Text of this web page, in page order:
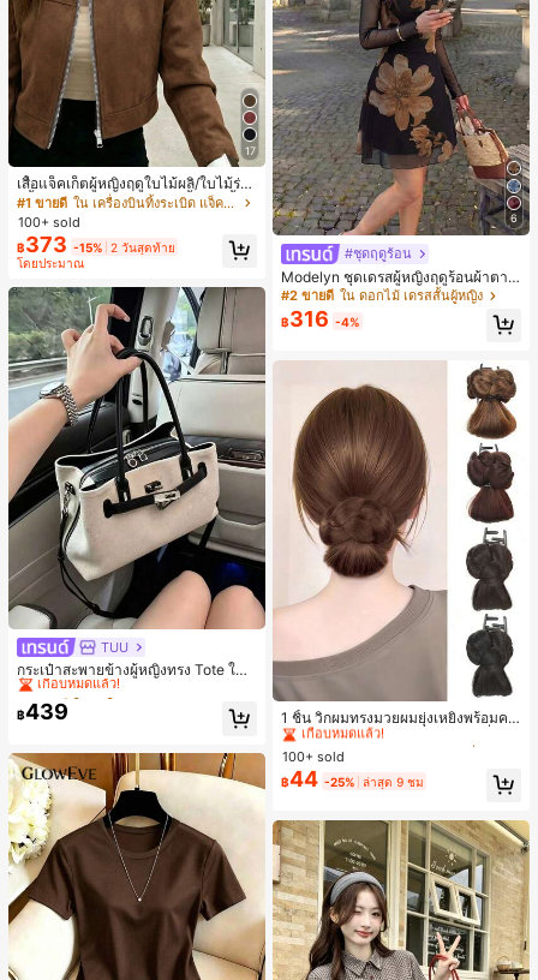
17
เสื้อแจ็คเก็ตผู้หญิงฤดูใบไม้ผลิ/ใบไม้ร่วง
สีพื้น หนังเทียม สไตล์ปกคอเสื้อ ซิปขึ้น
แขนยาว สไตล์ลำลอง วิทยาลัย สนามบิ
น เสื้อนอก สีน้ำตาล สไตล์สบายๆ ฤดูใบ
ไม้ร่วง
#1 ขายดี
ใน เครื่องบินทิ้งระเบิด แจ็คเก็ตผู้หญิง
100+ sold
฿373 -15% 2 วันสุดท้าย
โดยประมาณ
TUU
กระเป๋าสะพายข้างผู้หญิงทรง Tote ใบเ
ล็ก สไตล์วินเทจ ผิวด้าน คอลเลกชันให
ม่ฤดูร้อน 2026 สำหรับเดินทางไปทำงา
น แมตช์ง่าย
#1 ขายดี
เกือบหมดแล้ว!
#1 ขายดี
เกือบหมดแล้ว!
#1 ขายดี
เกือบหมดแล้ว!
เกือบหมดแล้ว!
฿439
6
#ชุดฤดูร้อน
Modelyn ชุดเดรสผู้หญิงฤดูร้อนผ้าตาข่
ายพิมพ์ลาย คอไม่สมมาตร จับจีบ หรูหร
า เซ็กซี่
#2 ขายดี ใน ดอกไม้ เดรสสั้นผู้หญิง
฿316 -4%
1 ชิ้น วิกผมทรงมวยผมยุ่งเหยิงพร้อมคลิ
ปหนีบผม, คลิปหนีบผมสังเคราะห์ที่ได้รั
บการอัปเกรดแฟชั่น, วิกผมเส้นใยทนคว
ามร้อนสูงที่ออกแบบมาสำหรับผู้หญิง, ใ
ช้งานง่ายโดยไม่ต้องใช้เครื่องมือ, เหมา
สมบูรณ์แบบสำหรับผู้หญิง คลิปหนีบผม
คลิปหนีบผมสบายๆ แฟชั่นผม คลิปหนีบ
ผมหรูหรา ฤดูร้อน ชายหาด วันหยุด
#3 ขายดี
ใน เส้นใยสังเคราะห์ เครื่องประดับผมผู้หญิง
เกือบหมดแล้ว!
#3 ขายดี
เกือบหมดแล้ว!
#3 ขายดี
เกือบหมดแล้ว!
#3 ขายดี
ใน เส้นใยสังเคราะห์ เครื่องประดับผมผู้หญิง
100+ sold
฿44 -25% ล่าสุด 9 ชม